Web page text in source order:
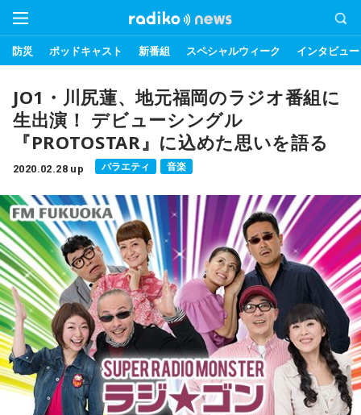
防災 ポッドキャスト 新番組 スペシャルウィーク インタビュー
JO1・川尻蓮、地元福岡のラジオ番組に
生出演！ デビューシングル
『PROTOSTAR』に込めた思いを語る
2020.02.28 up バラエティ 音楽